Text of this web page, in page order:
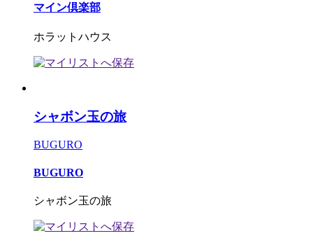
マイン倶楽部
ホラットハウス
シャボン玉の旅
BUGURO
BUGURO
シャボン玉の旅